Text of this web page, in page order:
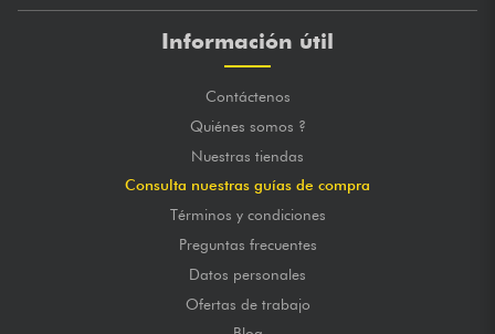
Información útil
Contáctenos
Quiénes somos ?
Nuestras tiendas
Consulta nuestras guías de compra
Términos y condiciones
Preguntas frecuentes
Datos personales
Ofertas de trabajo